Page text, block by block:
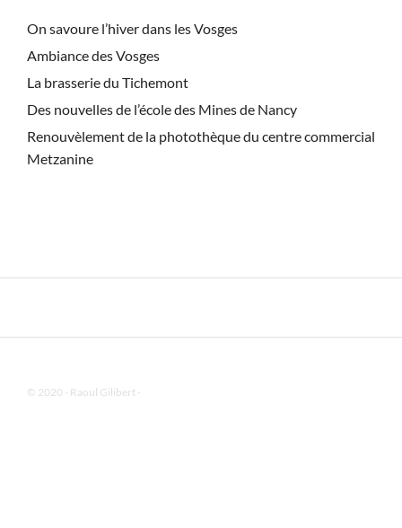
On savoure l’hiver dans les Vosges
Ambiance des Vosges
La brasserie du Tichemont
Des nouvelles de l’école des Mines de Nancy
Renouvèlement de la photothèque du centre commercial
Metzanine
© 2020 - Raoul Gilibert -